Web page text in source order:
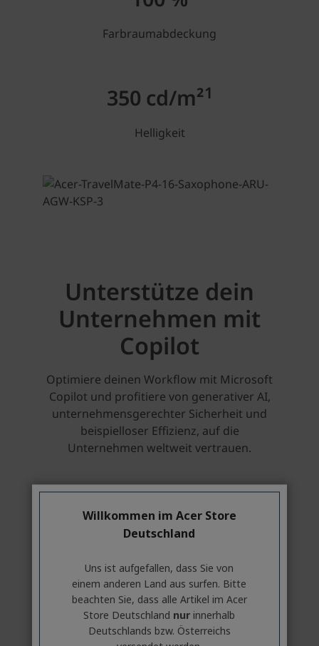
Willkommen im Acer Store
Deutschland
Uns ist aufgefallen, dass Sie von
einem anderen Land aus surfen. Bitte
beachten Sie, dass alle Artikel im Acer
Store Deutschland nur innerhalb
Deutschlands bzw. Österreichs